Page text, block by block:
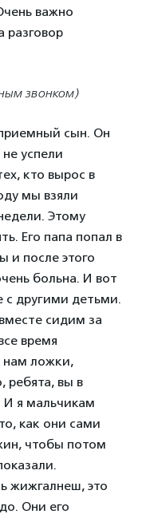
важно
разговор
звонком)
сын. Он
успели
кто вырос в
мы взяли
Этому
Его папа попал в
и после этого
больна. И вот
с другими детьми.
сидим за
время
нам ложки,
ребята, вы в
И я мальчикам
как они сами
чтобы потом
жижгалнеш, это
Они его